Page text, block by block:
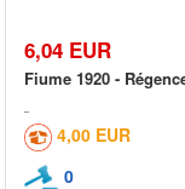
6,04 EUR
Fiume 1920 -
4,00 EUR
0